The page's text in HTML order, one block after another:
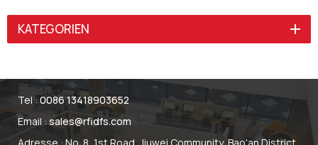
anderen Umwelteinflüssen.
Wird gerne bei
Veranstaltungen und
KATEGORIEN
Tel :0086 13418903652
Email :sales@rfidfs.com